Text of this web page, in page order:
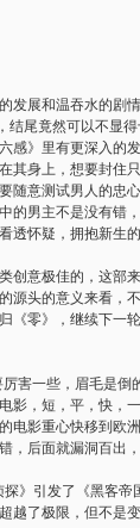
发展和温吞水的
尾竟然可以不显
》里有更深入的
其身上，想要封住只
意测试男人的忠
的男主不是没有错
透怀疑，拥抱新生
意极佳的，这部
源头的意义来看，
《零》，继续下一
害一些，眉毛是
，短，平，快，
电影重心快移到
，后面就漏洞百出
》引发了《黑客
了极限，但不是